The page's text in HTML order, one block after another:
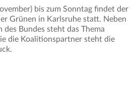
bis zum Sonntag findet der
Grünen in Karlsruhe statt. Neben
des Bundes steht das Thema
die Koalitionspartner steht die